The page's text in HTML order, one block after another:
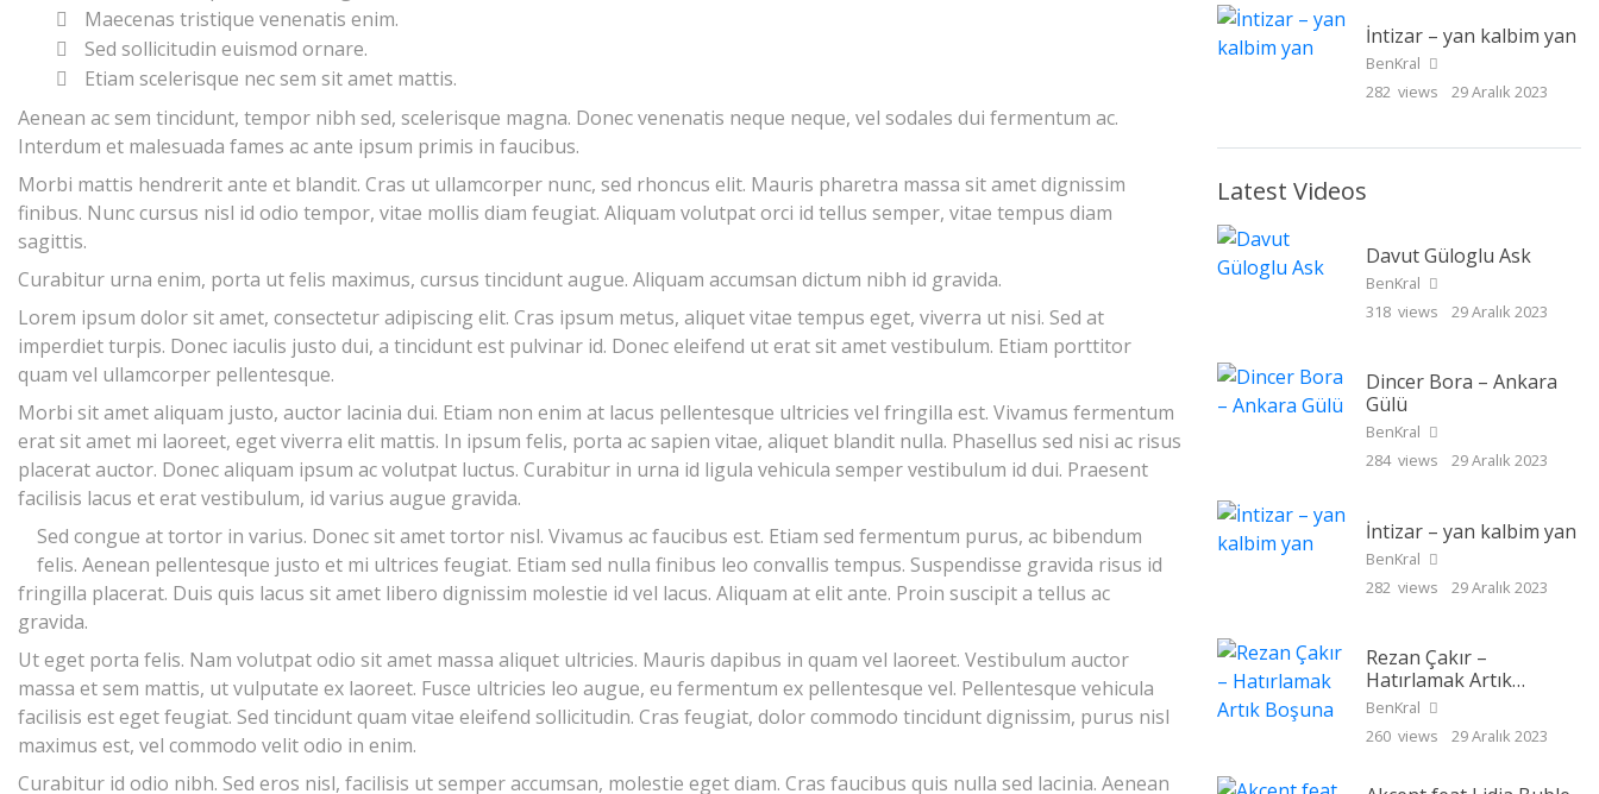
Maecenas tristique venenatis enim.
Sed sollicitudin euismod ornare.
Etiam scelerisque nec sem sit amet mattis.
Aenean ac sem tincidunt, tempor nibh sed, scelerisque magna. Donec venenatis neque neque, vel sodales dui fermentum ac.
Interdum et malesuada fames ac ante ipsum primis in faucibus.
Morbi mattis hendrerit ante et blandit. Cras ut ullamcorper nunc, sed rhoncus elit. Mauris pharetra massa sit amet dignissim
finibus. Nunc cursus nisl id odio tempor, vitae mollis diam feugiat. Aliquam volutpat orci id tellus semper, vitae tempus diam
sagittis.
Curabitur urna enim, porta ut felis maximus, cursus tincidunt augue. Aliquam accumsan dictum nibh id gravida.
Lorem ipsum dolor sit amet, consectetur adipiscing elit. Cras ipsum metus, aliquet vitae tempus eget, viverra ut nisi. Sed at
imperdiet turpis. Donec iaculis justo dui, a tincidunt est pulvinar id. Donec eleifend ut erat sit amet vestibulum. Etiam porttitor
quam vel ullamcorper pellentesque.
Morbi sit amet aliquam justo, auctor lacinia dui. Etiam non enim at lacus pellentesque ultricies vel fringilla est. Vivamus fermentum
erat sit amet mi laoreet, eget viverra elit mattis. In ipsum felis, porta ac sapien vitae, aliquet blandit nulla. Phasellus sed nisi ac risus
placerat auctor. Donec aliquam ipsum ac volutpat luctus. Curabitur in urna id ligula vehicula semper vestibulum id dui. Praesent
facilisis lacus et erat vestibulum, id varius augue gravida.
Sed congue at tortor in varius. Donec sit amet tortor nisl. Vivamus ac faucibus est. Etiam sed fermentum purus, ac bibendum
felis. Aenean pellentesque justo et mi ultrices feugiat. Etiam sed nulla finibus leo convallis tempus. Suspendisse gravida risus id
fringilla placerat. Duis quis lacus sit amet libero dignissim molestie id vel lacus. Aliquam at elit ante. Proin suscipit a tellus ac
gravida.
Ut eget porta felis. Nam volutpat odio sit amet massa aliquet ultricies. Mauris dapibus in quam vel laoreet. Vestibulum auctor
massa et sem mattis, ut vulputate ex laoreet. Fusce ultricies leo augue, eu fermentum ex pellentesque vel. Pellentesque vehicula
facilisis est eget feugiat. Sed tincidunt quam vitae eleifend sollicitudin. Cras feugiat, dolor commodo tincidunt dignissim, purus nisl
maximus est, vel commodo velit odio in enim.
Curabitur id odio nibh. Sed eros nisl, facilisis ut semper accumsan, molestie eget diam. Cras faucibus quis nulla sed lacinia. Aenean
İntizar – yan kalbim yan
BenKral
282 views
29 Aralık 2023
Latest Videos
Davut Güloglu Ask
BenKral
318 views
29 Aralık 2023
Dincer Bora – Ankara
Gülü
BenKral
284 views
29 Aralık 2023
İntizar – yan kalbim yan
BenKral
282 views
29 Aralık 2023
Rezan Çakır –
Hatırlamak Artık
Boşuna
BenKral
260 views
29 Aralık 2023